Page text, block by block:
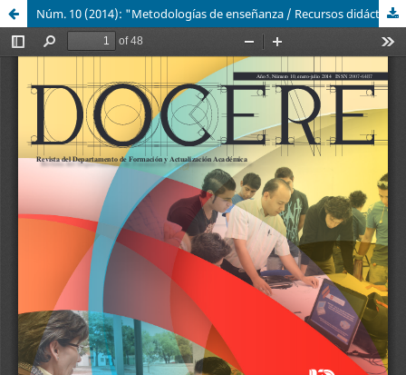
Núm. 10 (2014): "Metodologías de enseñanza / Recursos didácticos y TIC aplicadas a la educación / Formación humanista / Evaluación educativa / Lenguas extranjeras"